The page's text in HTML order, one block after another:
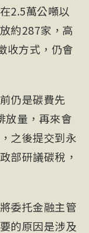
2.5萬公噸以
約287家，高
收方式，仍會
仍是碳費先
放量，再來會
之後提交到永
部研議碳稅，
委托金融主管
的原因是涉及